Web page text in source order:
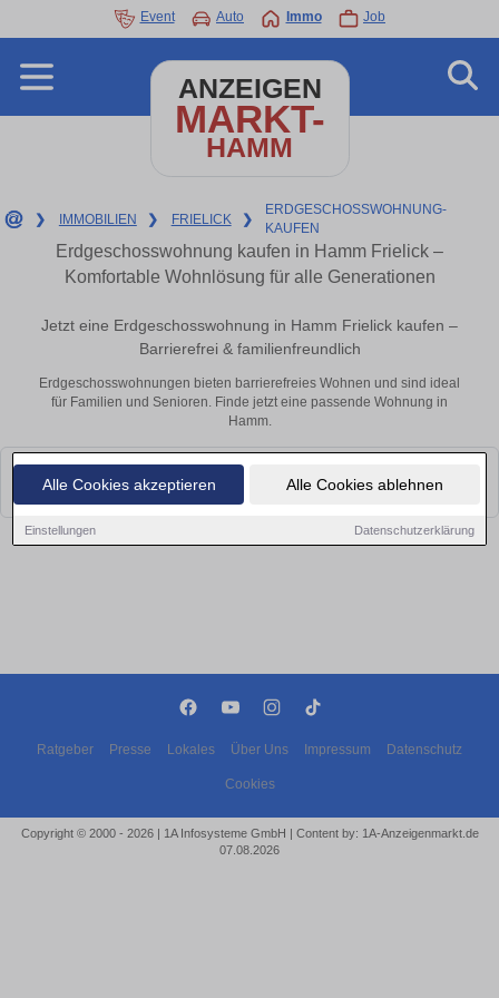
Alle Cookies akzeptieren Alle Cookies ablehnen
Einstellungen Datenschutzerklärung
Event Auto Immo Job
ANZEIGEN
MARKT-
HAMM
❯ IMMOBILIEN ❯ FRIELICK ❯
ERDGESCHOSSWOHNUNG-
KAUFEN
Erdgeschosswohnung kaufen in Hamm Frielick –
Komfortable Wohnlösung für alle Generationen
Jetzt eine Erdgeschosswohnung in Hamm Frielick kaufen –
Barrierefrei & familienfreundlich
Erdgeschosswohnungen bieten barrierefreies Wohnen und sind ideal
für Familien und Senioren. Finde jetzt eine passende Wohnung in
Hamm.
Leider konnten wir derzeit keine passenden Objekte finden. Schauen Sie
bald wieder vorbei!
Ratgeber Presse Lokales Über Uns Impressum Datenschutz
Cookies
Copyright © 2000 - 2026 | 1A Infosysteme GmbH | Content by: 1A-Anzeigenmarkt.de
07.08.2026